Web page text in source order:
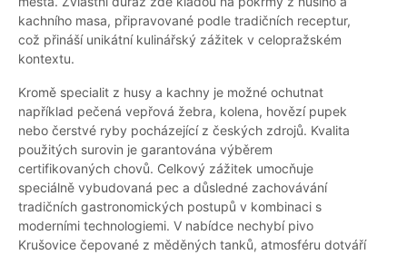
kachního masa, připravované podle tradičních receptur,
což přináší unikátní kulinářský zážitek v celopražském
kontextu.
Kromě specialit z husy a kachny je možné ochutnat
například pečená vepřová žebra, kolena, hovězí pupek
nebo čerstvé ryby pocházející z českých zdrojů. Kvalita
použitých surovin je garantována výběrem
certifikovaných chovů. Celkový zážitek umocňuje
speciálně vybudovaná pec a důsledné zachovávání
tradičních gastronomických postupů v kombinaci s
moderními technologiemi. V nabídce nechybí pivo
Krušovice čepované z měděných tanků, atmosféru dotváří